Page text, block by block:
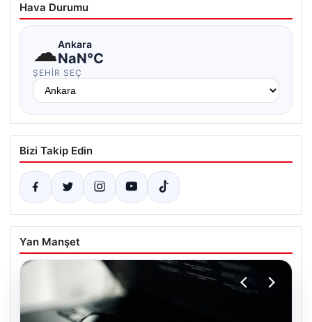
Hava Durumu
☁Ankara
NaN°C
ŞEHIR SEÇ
Bizi Takip Edin
Yan Manşet